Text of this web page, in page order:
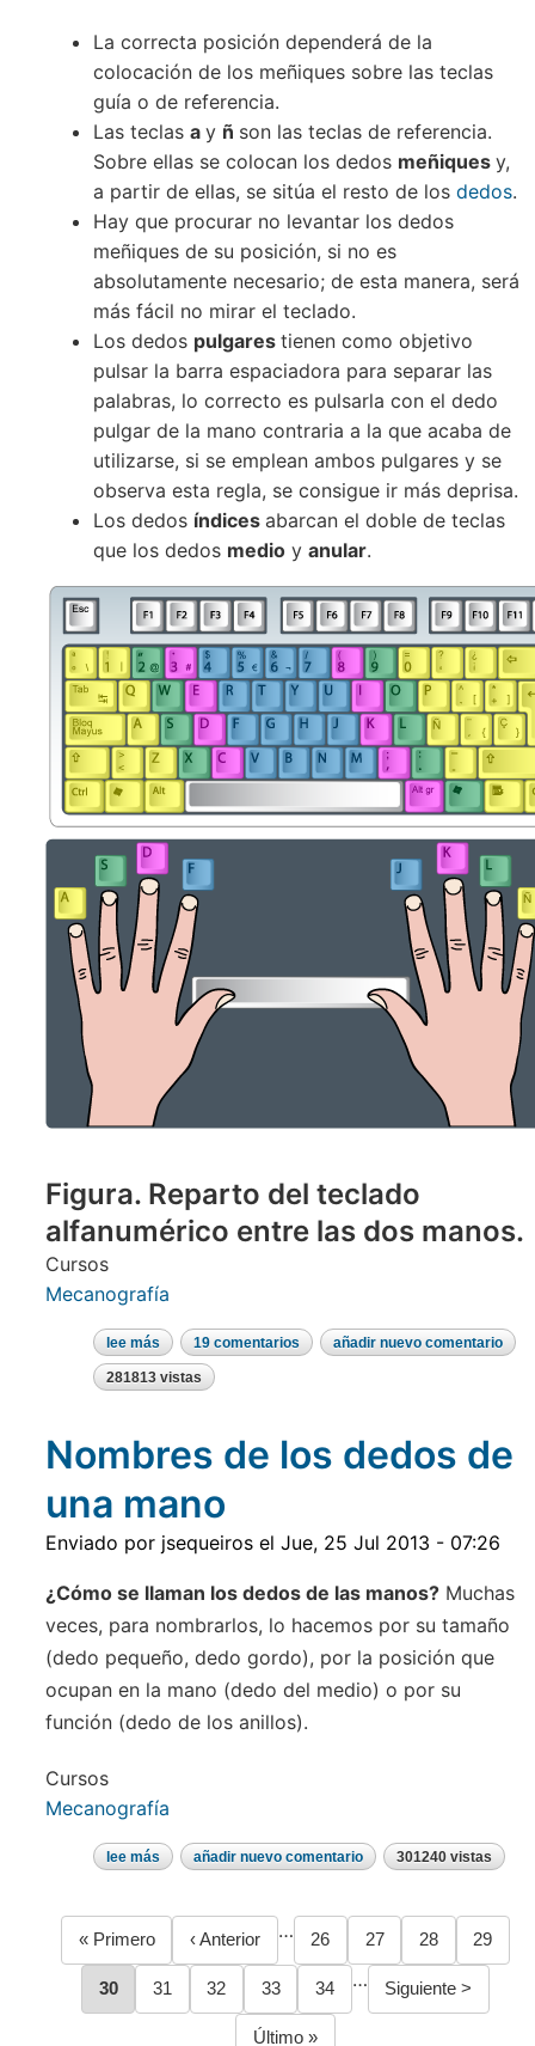
La correcta posición dependerá de la
colocación de los meñiques sobre las teclas
guía o de referencia.
Las teclas a y ñ son las teclas de referencia.
Sobre ellas se colocan los dedos meñiques y,
a partir de ellas, se sitúa el resto de los dedos.
Hay que procurar no levantar los dedos
meñiques de su posición, si no es
absolutamente necesario; de esta manera, será
más fácil no mirar el teclado.
Los dedos pulgares tienen como objetivo
pulsar la barra espaciadora para separar las
palabras, lo correcto es pulsarla con el dedo
pulgar de la mano contraria a la que acaba de
utilizarse, si se emplean ambos pulgares y se
observa esta regla, se consigue ir más deprisa.
Los dedos índices abarcan el doble de teclas
que los dedos medio y anular.
Figura. Reparto del teclado
alfanumérico entre las dos manos.
Cursos
Mecanografía
lee más sobre
como
colocar
los
el
teclado
la
computadora
19 comentarios añadir nuevo comentario
281813 vistas
Nombres de los dedos de
una mano
Enviado por jsequeiros el Jue, 25 Jul 2013 - 07:26
¿Cómo se llaman los dedos de las manos? Muchas
veces, para nombrarlos, lo hacemos por su tamaño
(dedo pequeño, dedo gordo), por la posición que
ocupan en la mano (dedo del medio) o por su
función (dedo de los anillos).
Cursos
Mecanografía
lee más sobre
nombres
dedos
mano
añadir nuevo comentario 301240 vistas
Paginación
Primera
página
« Primero
Página
anterior
‹ Anterior … Página
26 Página
27 Página
28 Página
29
Página
30 Página
31 Página
32 Página
33 Página
34 …
Siguiente
página
Siguiente >
Última
Último »